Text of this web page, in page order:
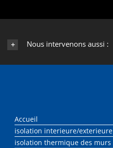
Nous intervenons aussi :
Accueil
isolation interieure/exterieure
isolation thermique des murs